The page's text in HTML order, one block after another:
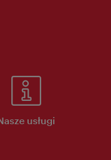
usługi